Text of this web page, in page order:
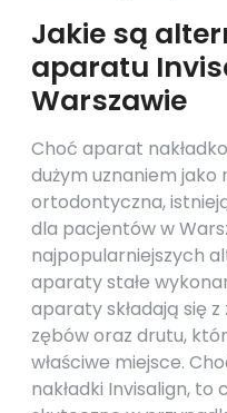
Jakie są
aparatu
Warszawie
Choć aparat
dużym uznaniem
ortodontyczna,
dla pacjentów w
najpopularniejszych
aparaty stałe
aparaty składają się
zębów oraz drutu,
właściwe miejsce.
nakładki Invisalign, to